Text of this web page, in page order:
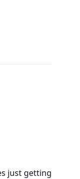
just getting